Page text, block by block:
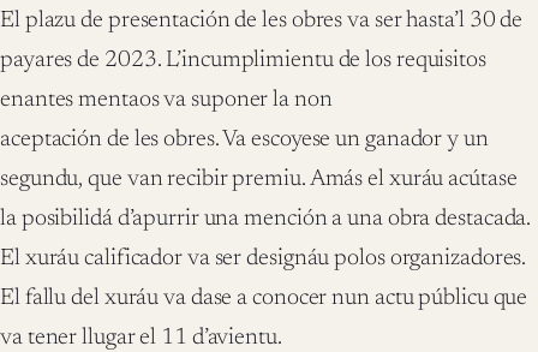
El plazu de presentación de les obres va ser hasta’l 30 de
payares de 2023. L’incumplimientu de los requisitos
enantes mentaos va suponer la non
aceptación de les obres. Va escoyese un ganador y un
segundu, que van recibir premiu. Amás el xuráu acútase
la posibilidá d’apurrir una mención a una obra destacada.
El xuráu calificador va ser designáu polos organizadores.
El fallu del xuráu va dase a conocer nun actu públicu que
va tener llugar el 11 d’avientu.